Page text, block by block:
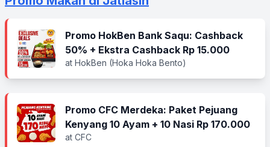
Promo HokBen Bank Saqu: Cashback
50% + Ekstra Cashback Rp 15.000
at HokBen (Hoka Hoka Bento)
Promo CFC Merdeka: Paket Pejuang
Kenyang 10 Ayam + 10 Nasi Rp 170.000
at CFC